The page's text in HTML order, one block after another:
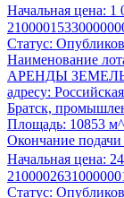
Полнота
Контроль
Готовность:
Выбрать услугу
Подготовка
По 44-ФЗ, 178-ФЗ,
11 900 ₽
Начальная цена: 1
Статус:
Наименование
АРЕНДЫ
адресу:
Братск,
Площадь: 10853
Окончание подачи
Начальная цена:
Статус: